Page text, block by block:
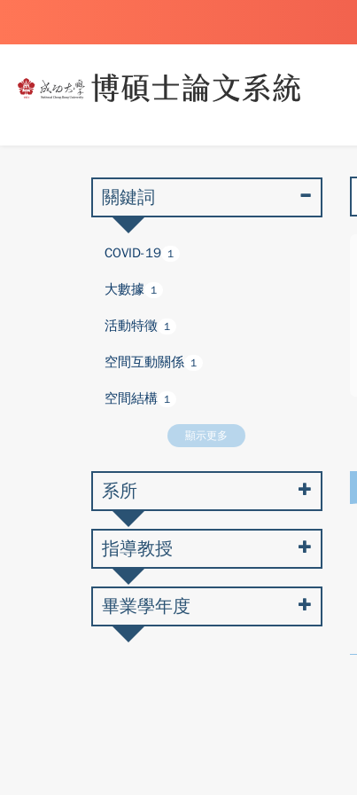
關鍵詞
COVID-19 1
大數據 1
活動特徵 1
空間互動關係 1
空間結構 1
顯示更多
系所
指導教授
畢業學年度